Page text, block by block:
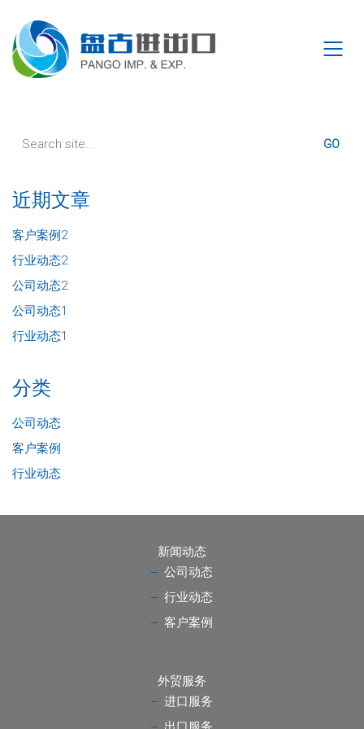
for:
近期文章
客户案例2
行业动态2
公司动态2
公司动态1
行业动态1
分类
公司动态
客户案例
行业动态
新闻动态
公司动态
行业动态
客户案例
外贸服务
进口服务